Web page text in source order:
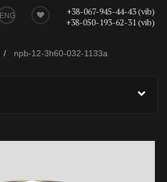
ENG
+38-067-945-44-43 (vib)
+38-050-193-62-31 (vib)
npb-12-3h60-032-1133a